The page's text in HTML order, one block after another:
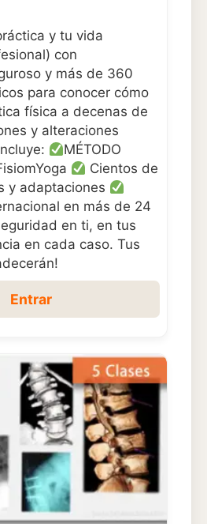
y tu vida
con
y más de 360
para conocer cómo
física a decenas de
y alteraciones
MÉTODO
Cientos de
y adaptaciones
en más de 24
en ti, en tus
en cada caso. Tus
Entrar